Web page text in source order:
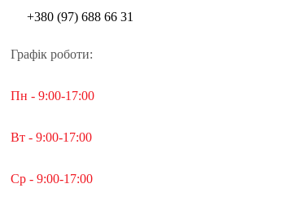
+380 (97) 688 66 31
Графік роботи:
Пн - 9:00-17:00
Вт - 9:00-17:00
Ср - 9:00-17:00